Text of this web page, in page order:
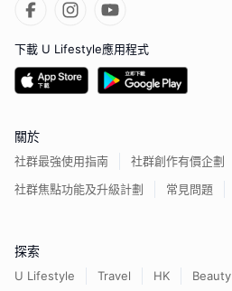
下載 U Lifestyle應用程式
關於
社群最強使用指南
社群創作有價企劃
社群焦點功能及升級計劃
常見問題
探索
U Lifestyle Travel HK Beauty